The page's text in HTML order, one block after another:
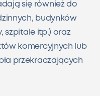
się również do
budynków
szpitale itp.) oraz
komercyjnych lub
przekraczających